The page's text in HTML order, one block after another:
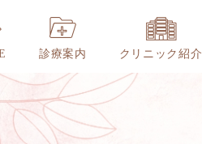
診療案内 クリニック紹介